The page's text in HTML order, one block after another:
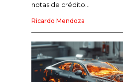
LIDERAZGO
EMPRENDIMIENTO
PLANIFICACIÓN EMPRESARIAL
notas de crédito...
Ricardo Mendoza